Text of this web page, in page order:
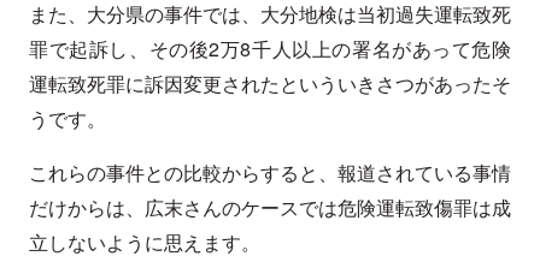
また、大分県の事件では、大分地検は当初過失運転致死
罪で起訴し、その後2万8千人以上の署名があって危険
運転致死罪に訴因変更されたといういきさつがあったそ
うです。
これらの事件との比較からすると、報道されている事情
だけからは、広末さんのケースでは危険運転致傷罪は成
立しないように思えます。